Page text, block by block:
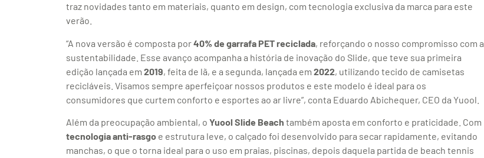
traz novidades tanto em materiais, quanto em design, com tecnologia exclusiva da marca para este
verão.
“A nova versão é composta por40% de garrafa PET reciclada, reforçando o nosso compromisso com a
sustentabilidade. Esse avanço acompanha a história de inovação do Slide, que teve sua primeira
edição lançada em 2019, feita de lã, e a segunda, lançada em 2022, utilizando tecido de camisetas
recicláveis. Visamos sempre aperfeiçoar nossos produtos e este modelo é ideal para os
consumidores que curtem conforto e esportes ao ar livre”, conta Eduardo Abichequer, CEO da Yuool.
Além da preocupação ambiental, o Yuool Slide Beach também aposta em conforto e praticidade. Com
tecnologia anti-rasgo e estrutura leve, o calçado foi desenvolvido para secar rapidamente, evitando
manchas, o que o torna ideal para o uso em praias, piscinas, depois daquela partida de beach tennis